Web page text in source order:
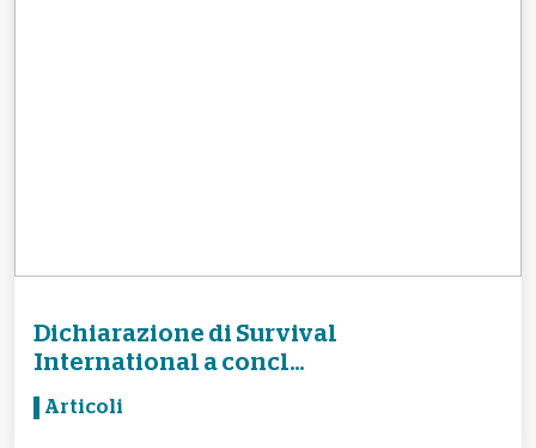
Dichiarazione di Survival
International a concl...
Articoli